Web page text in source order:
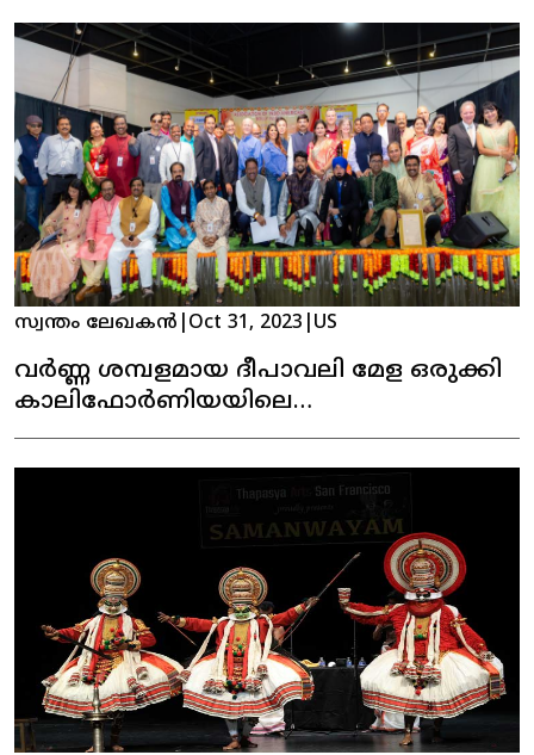
സ്വന്തം ലേഖകൻ Oct 31, 2023 US
വർണ്ണ ശമ്പളമായ ദീപാവലി മേള ഒരുക്കി
കാലിഫോർണിയയിലെ
അസോസിയേഷൻ ഓഫ് ഇൻഡോ
അമേരിക്കൻ ( AiA)